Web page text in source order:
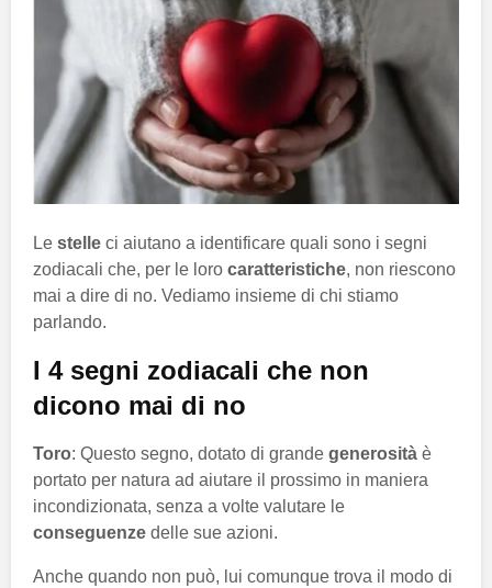
Le stelle ci aiutano a identificare quali sono i segni
zodiacali che, per le loro caratteristiche, non riescono
mai a dire di no. Vediamo insieme di chi stiamo
parlando.
I 4 segni zodiacali che non
dicono mai di no
Toro: Questo segno, dotato di grande generosità è
portato per natura ad aiutare il prossimo in maniera
incondizionata, senza a volte valutare le
conseguenze delle sue azioni.
Anche quando non può, lui comunque trova il modo di